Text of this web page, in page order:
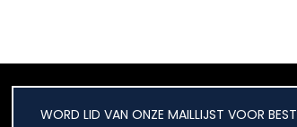
WORD LID VAN ONZE MAILLIJST VOOR BEST